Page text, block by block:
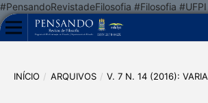
#PensandoRevistadeFilosofia #Filosofia
INÍCIO / ARQUIVOS / V. 7 N. 14 (2016): VARIA